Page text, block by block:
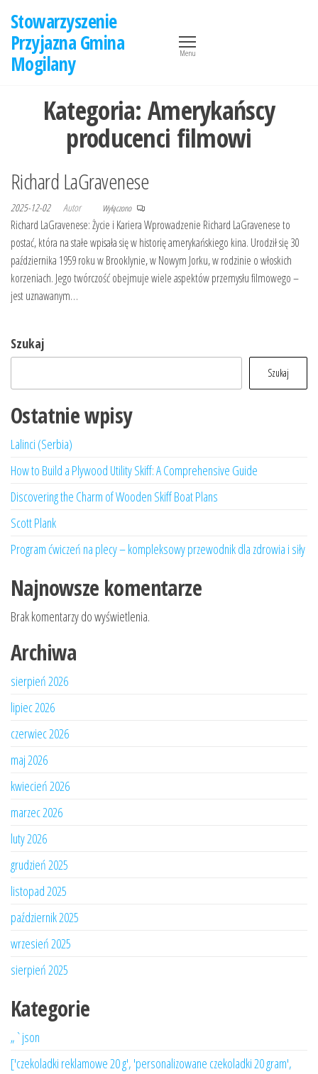
treści
Stowarzyszenie
Przyjazna Gmina
Mogilany
Menu
Kategoria: Amerykańscy
producenci filmowi
Richard LaGravenese
2025-12-02 Autor Wyłączono
Richard LaGravenese: Życie i Kariera Wprowadzenie Richard LaGravenese to
postać, która na stałe wpisała się w historię amerykańskiego kina. Urodził się 30
października 1959 roku w Brooklynie, w Nowym Jorku, w rodzinie o włoskich
korzeniach. Jego twórczość obejmuje wiele aspektów przemysłu filmowego –
jest uznawanym…
Szukaj
Szukaj
Ostatnie wpisy
Lalinci (Serbia)
How to Build a Plywood Utility Skiff: A Comprehensive Guide
Discovering the Charm of Wooden Skiff Boat Plans
Scott Plank
Program ćwiczeń na plecy – kompleksowy przewodnik dla zdrowia i siły
Najnowsze komentarze
Brak komentarzy do wyświetlenia.
Archiwa
sierpień 2026
lipiec 2026
czerwiec 2026
maj 2026
kwiecień 2026
marzec 2026
luty 2026
grudzień 2025
listopad 2025
październik 2025
wrzesień 2025
sierpień 2025
Kategorie
„`json
['czekoladki reklamowe 20 g', 'personalizowane czekoladki 20 gram',